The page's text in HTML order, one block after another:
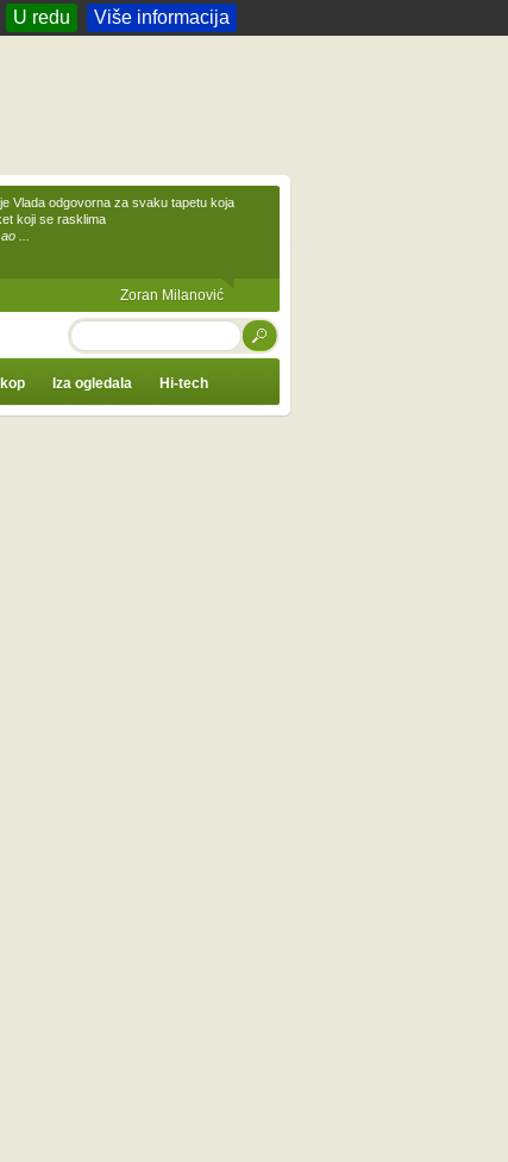
U redu Više informacija
Vlada odgovorna za svaku tapetu koja
koji se rasklima
...
Zoran Milanović
TRAŽI
Iza ogledala Hi-tech